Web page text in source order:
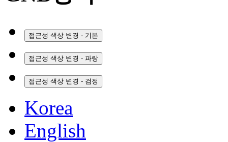
접근성 색상 변경 - 기본
접근성 색상 변경 - 파랑
접근성 색상 변경 - 검정
Korea
English